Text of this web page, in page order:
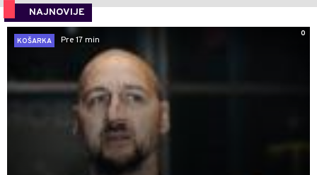
NAJNOVIJE
0
KOŠARKA
Pre 17 min